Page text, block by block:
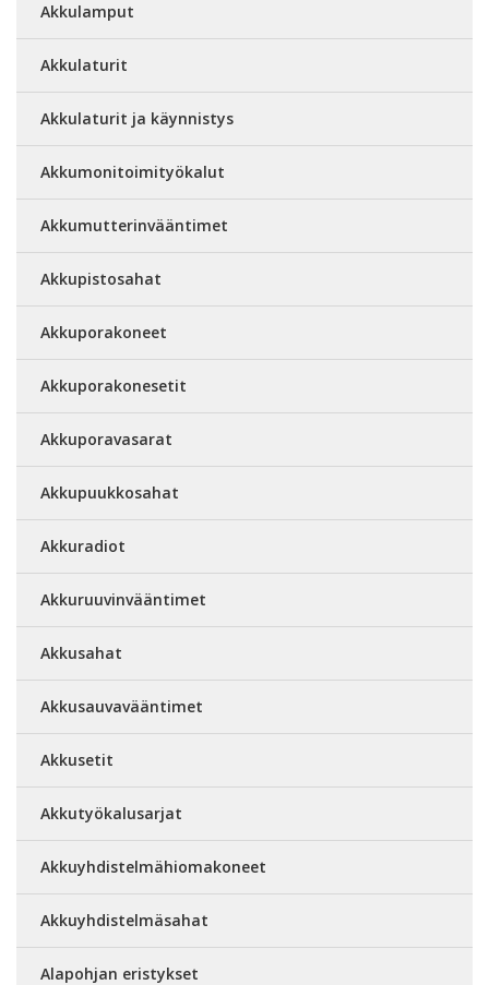
Akkulamput
Akkulaturit
Akkulaturit ja käynnistys
Akkumonitoimityökalut
Akkumutterinvääntimet
Akkupistosahat
Akkuporakoneet
Akkuporakonesetit
Akkuporavasarat
Akkupuukkosahat
Akkuradiot
Akkuruuvinvääntimet
Akkusahat
Akkusauvavääntimet
Akkusetit
Akkutyökalusarjat
Akkuyhdistelmähiomakoneet
Akkuyhdistelmäsahat
Alapohjan eristykset